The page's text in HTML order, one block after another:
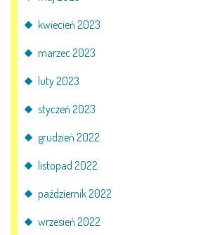
kwiecień 2023
marzec 2023
luty 2023
styczeń 2023
grudzień 2022
listopad 2022
październik 2022
wrzesień 2022